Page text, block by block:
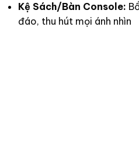
Kệ Sách/Bàn Console:
đáo, thu hút mọi ánh nhìn